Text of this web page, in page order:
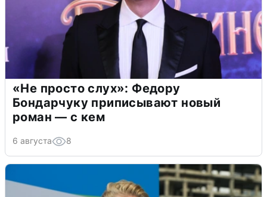
«Не просто слух»: Федору
Бондарчуку приписывают новый
роман — с кем
6 августа 8